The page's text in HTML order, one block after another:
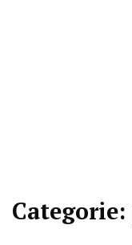
Categorie: